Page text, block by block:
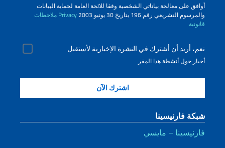
أوافق على معالجة بياناتي الشخصية وفقا للائحة العامة لحماية البيانات
والمرسوم التشريعي رقم 196 بتاريخ 30 يونيو 2003
Privacy ملاحظات
قانونية
نعم، أريد أن أشترك في النشرة الإخبارية لأستقبل
أخبار حول أنشطة هذا المقر
شبكة فارنيسينا
فارنيسينا – مايسي